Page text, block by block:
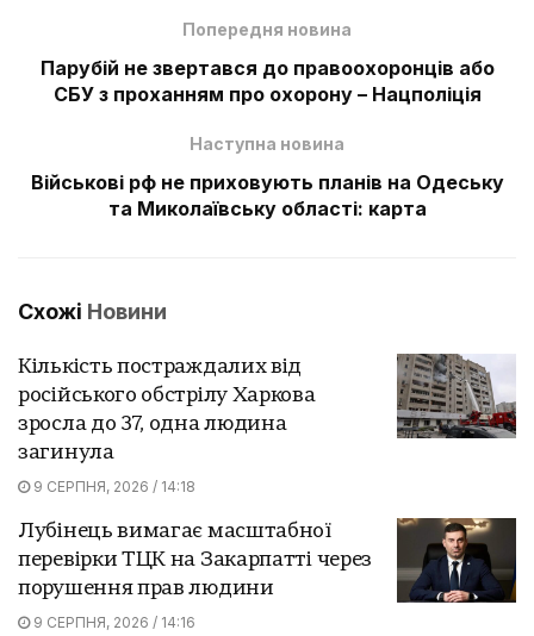
Попередня новина
Парубій не звертався до правоохоронців або
СБУ з проханням про охорону – Нацполіція
Наступна новина
Військові рф не приховують планів на Одеську
та Миколаївську області: карта
Схожі Новини
Кількість постраждалих від
російського обстрілу Харкова
зросла до 37, одна людина
загинула
9 СЕРПНЯ, 2026 / 14:18
Лубінець вимагає масштабної
перевірки ТЦК на Закарпатті через
порушення прав людини
9 СЕРПНЯ, 2026 / 14:16